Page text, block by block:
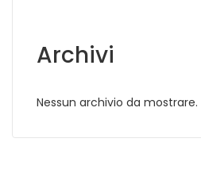
Archivi
Nessun archivio da mostrare.